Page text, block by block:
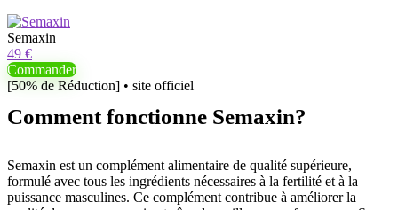
Semaxin
49 €
Commander
[50% de Réduction] • site officiel
Comment fonctionne Semaxin?
Semaxin est un complément alimentaire de qualité supérieure,
formulé avec tous les ingrédients nécessaires à la fertilité et à la
puissance masculines. Ce complément contribue à améliorer la